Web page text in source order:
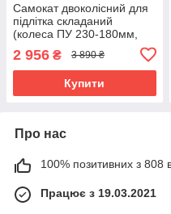
Самокат двоколісний для
підлітка складаний
(колеса ПУ 230-180мм,
кермо 81/95см) iTrike SR
2-035-2 Чорний
2 956 ₴ 3 890 ₴
Купити
Про нас
100% позитивних з 808
Працює з 19.03.2021